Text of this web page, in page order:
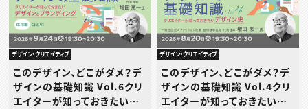
デザイン・クリエイティブ
このデザイン、どこがダメ？デ
ザインの基礎知識 Vol.6クリ
エイターが知っておきたいデ
デザイン・クリエイティブ
このデザイン、どこがダメ？デ
ザインの基礎知識 Vol.4クリ
エイターが知っておきたいデ